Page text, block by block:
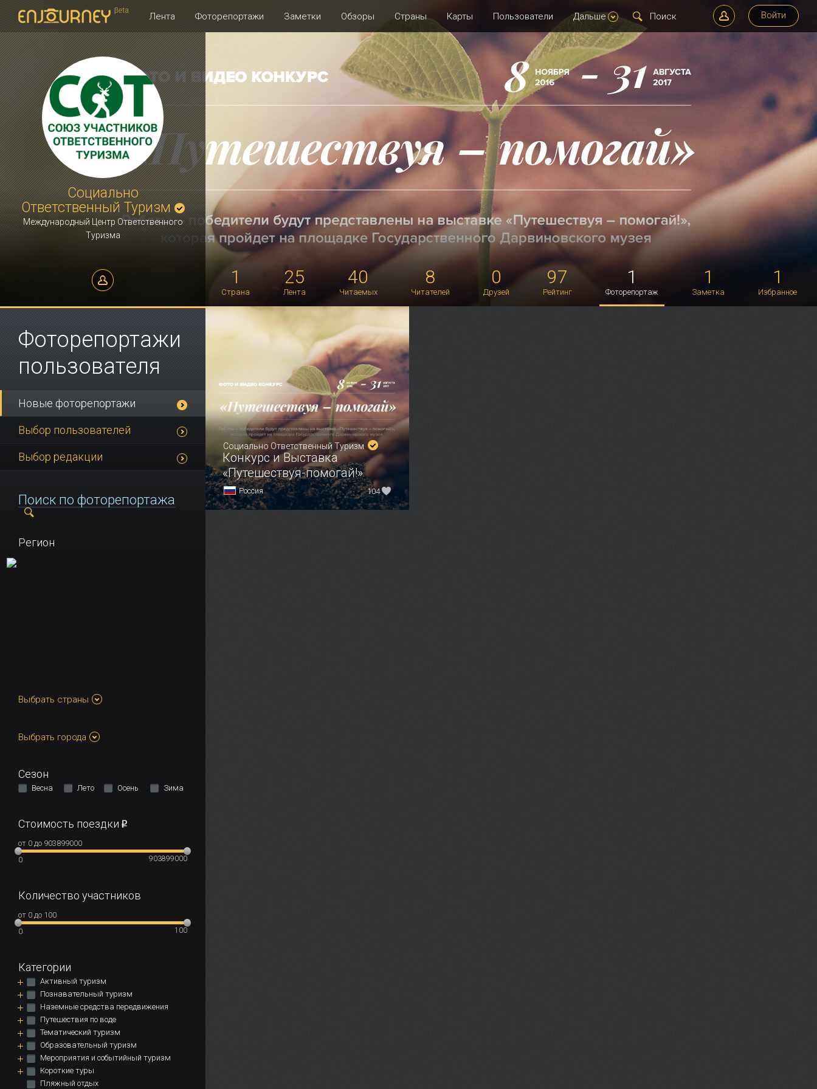
Войти
Лента Фоторепортажи Заметки Обзоры Страны Карты Пользователи Дальше
Социально
Ответственный Туризм
Международный Центр Ответственного
Туризма
Туризм
1
Страна
25
Лента
40
Читаемых
8
Читателей
0
Друзей
97
Рейтинг
1
Фоторепортаж
1
Заметка
1
Избранное
Фоторепортажи
пользователя
Новые фоторепортажи
Выбор пользователей
Выбор редакции
Регион
Выбрать страны
Выбрать города
Сезон
Весна Лето Осень Зима
Стоимость поездки
от 0 до 903899000
0 903899000
Количество участников
от 0 до 100
0 100
Категории
Активный туризм
Познавательный туризм
Наземные средства передвижения
Путешествия по воде
Тематический туризм
Образовательный туризм
Мероприятия и событийный туризм
Короткие туры
Пляжный отдых
Социально Ответственный Туризм
Конкурс и Выставка
«Путешествуя-помогай!»
Россия 104